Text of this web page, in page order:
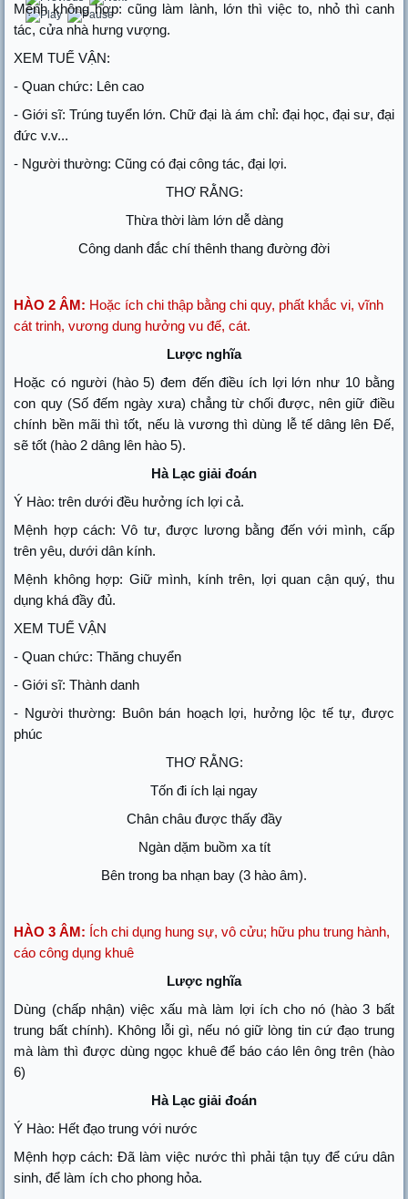
Mệnh không hợp: cũng làm lành, lớn thì việc to, nhỏ thì canh
tác, cửa nhà hưng vượng.
XEM TUẾ VẬN:
- Quan chức: Lên cao
- Giới sĩ: Trúng tuyển lớn. Chữ đại là ám chỉ: đại học, đại sư, đại
đức v.v...
- Người thường: Cũng có đại công tác, đại lợi.
THƠ RẰNG:
Thừa thời làm lớn dễ dàng
Công danh đắc chí thênh thang đường đời
HÀO 2 ÂM: Hoặc ích chi thập bằng chi quy, phất khắc vi, vĩnh
cát trinh, vương dung hưởng vu đế, cát.
Lược nghĩa
Hoặc có người (hào 5) đem đến điều ích lợi lớn như 10 bằng
con quy (Số đếm ngày xưa) chẳng từ chối được, nên giữ điều
chính bền mãi thì tốt, nếu là vương thì dùng lễ tế dâng lên Đế,
sẽ tốt (hào 2 dâng lên hào 5).
Hà Lạc giải đoán
Ý Hào: trên dưới đều hưởng ích lợi cả.
Mệnh hợp cách: Vô tư, được lương bằng đến với mình, cấp
trên yêu, dưới dân kính.
Mệnh không hợp: Giữ mình, kính trên, lợi quan cận quý, thu
dụng khá đầy đủ.
XEM TUẾ VẬN
- Quan chức: Thăng chuyển
- Giới sĩ: Thành danh
- Người thường: Buôn bán hoạch lợi, hưởng lộc tế tự, được
phúc
THƠ RẰNG:
Tốn đi ích lại ngay
Chân châu được thấy đầy
Ngàn dặm buồm xa tít
Bên trong ba nhạn bay (3 hào âm).
HÀO 3 ÂM: Ích chi dụng hung sự, vô cửu; hữu phu trung hành,
cáo công dụng khuê
Lược nghĩa
Dùng (chấp nhận) việc xấu mà làm lợi ích cho nó (hào 3 bất
trung bất chính). Không lỗi gì, nếu nó giữ lòng tin cứ đạo trung
mà làm thì được dùng ngọc khuê để báo cáo lên ông trên (hào
6)
Hà Lạc giải đoán
Ý Hào: Hết đạo trung với nước
Mệnh hợp cách: Đã làm việc nước thì phải tận tụy để cứu dân
sinh, để làm ích cho phong hỏa.